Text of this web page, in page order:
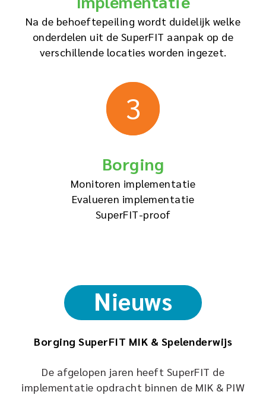
Na de behoeftepeiling wordt duidelijk welke
onderdelen uit de SuperFIT aanpak op de
verschillende locaties worden ingezet.
3
Borging
Monitoren implementatie
Evalueren implementatie
SuperFIT-proof
Nieuws
Borging SuperFIT MIK & Spelenderwijs
De afgelopen jaren heeft SuperFIT de
implementatie opdracht binnen de MIK & PIW